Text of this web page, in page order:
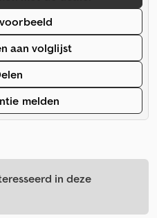
aan volglijst
melden
in deze